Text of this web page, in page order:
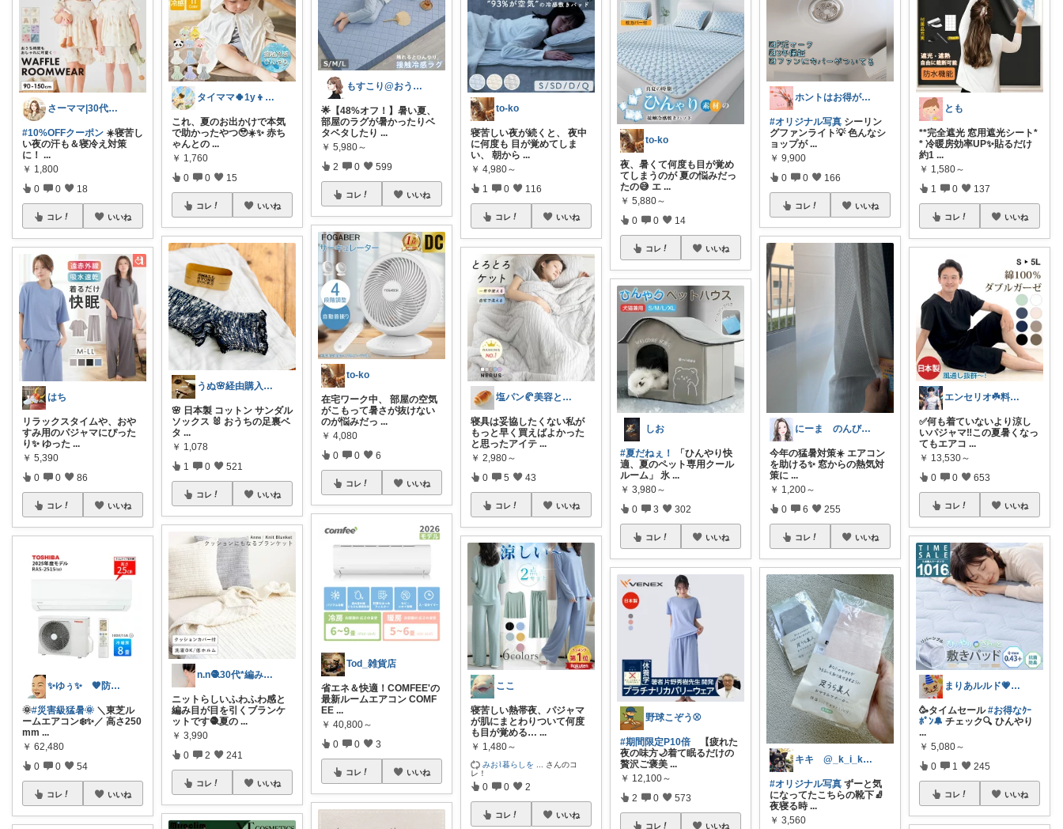
さーママ|30代小2女児ママ🎀
#10%OFFクーポン ☀️寝苦し
い夜の汗も＆寝冷え対策
に！ ...
￥ 1,800
0 0 18
コレ いいね
はち
リラックスタイムや、おや
すみ用のパジャマにぴった
り✨️ ゆった ...
￥ 5,390
0 0 86
コレ いいね
✨ゆぅ✨ 🧡防災グッズ強化中🎒♥
🌞#災害級猛暑🌞 ＼東芝ル
ームエアコン❄️✨／ 高さ250
mm ...
￥ 62,480
0 0 54
コレ いいね
タイママ🍀1y👦のママ
これ、夏のお出かけで本気
で助かったやつ🥹☀️✨ 赤ち
ゃんとの ...
￥ 1,760
0 0 15
コレ いいね
うぬ🌸経由購入ありがとです🙇‍♀️
🌸 日本製 コットン サンダル
ソックス 🐰 おうちの足裏ベ
タ ...
￥ 1,078
1 0 521
コレ いいね
n.n🧶30代*編み物と暮らし
ニットらしいふわふわ感と
編み目が目を引くブランケ
ットです🧶夏の ...
￥ 3,990
0 2 241
コレ いいね
もすこり@おうち満喫＆外出頑張る
🌟【48%オフ！】暑い夏、
部屋のラグが暑かったりベ
タベタしたり ...
￥ 5,980～
2 0 599
コレ いいね
to-ko
在宅ワーク中、 部屋の空気
がこもって暑さが抜けない
のが悩みだっ ...
￥ 4,080
0 0 6
コレ いいね
Tod_雑貨店
省エネ＆快適！COMFEE'の
最新ルームエアコン COMF
EE ...
￥ 40,800～
0 0 3
コレ いいね
to-ko
寝苦しい夜が続くと、 夜中
に何度も 目が覚めてしま
い、 朝から ...
￥ 4,980～
1 0 116
コレ いいね
塩パン🥐美容とQOLが上がる購入品
寝具は妥協したくない私が
もっと早く買えばよかった
と思ったアイテ ...
￥ 2,980～
0 5 43
コレ いいね
ここ
寝苦しい熱帯夜、パジャマ
が肌にまとわりついて何度
も目が覚める… ...
￥ 1,480～
みお⌇暮らしを
さんのコ
レ！
0 0 2
コレ いいね
to-ko
夜、暑くて何度も目が覚め
てしまうのが 夏の悩みだっ
たの😅 エ ...
￥ 5,880～
0 0 14
コレ いいね
しお
#夏だねぇ！
「ひんやり快
適、夏のペット専用クール
ルーム」 氷 ...
￥ 3,980～
0 3 302
コレ いいね
野球こぞう⚾️
#期間限定P10倍 【疲れた
夜の味方🌙着て眠るだけの
贅沢ご褒美 ...
￥ 12,100～
2 0 573
コレ いいね
ホントはお得がすき(⁠◠⁠‿⁠◕⁠)
#オリジナル写真 シーリン
グファンライト💡 色んなシ
ョップが ...
￥ 9,900
0 0 166
コレ いいね
にーま のんびりいくよ〜いい物見つけよう
今年の猛暑対策☀️ エアコン
を助ける✨ 窓からの熱気対
策に...
￥ 1,200～
0 6 255
コレ いいね
キキ @_k_i_k_i_o
#オリジナル写真 ずーと気
になってたこちらの靴下🧦
夜寝る時 ...
￥ 3,560
とも
**完全遮光 窓用遮光シート*
* 冷暖房効率UP✨貼るだけ
約1 ...
￥ 1,580～
1 0 137
コレ いいね
エンセリオ☘️料理を楽しく🍳
✅何も着ていないより涼し
いパジャマ‼️この夏暑くなっ
てもエアコ ...
￥ 13,530～
0 0 653
コレ いいね
まりあルルド💗ご購入感謝です💗
🥳タイムセール#お得なｸｰ
ﾎﾟﾝ🔔 チェック🔍️ ひんやり
...
￥ 5,080～
0 1 245
コレ いいね